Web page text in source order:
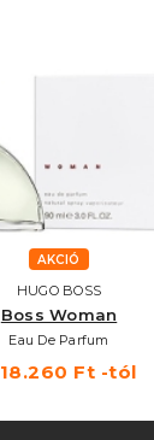
AKCIÓ
HUGO BOSS
Boss Woman
Eau De Parfum
18.260 Ft -tól